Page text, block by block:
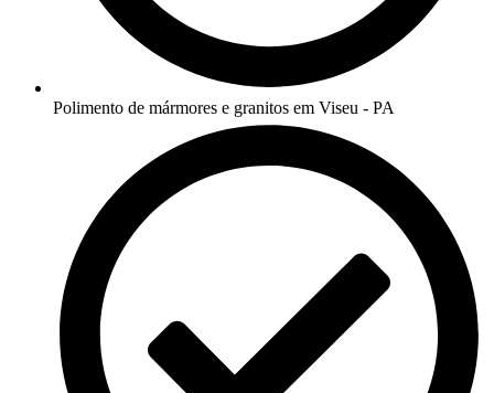
Polimento de mármores e granitos em Viseu - PA